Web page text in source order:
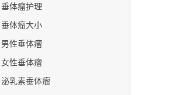
垂体瘤护理
垂体瘤大小
男性垂体瘤
女性垂体瘤
泌乳素垂体瘤